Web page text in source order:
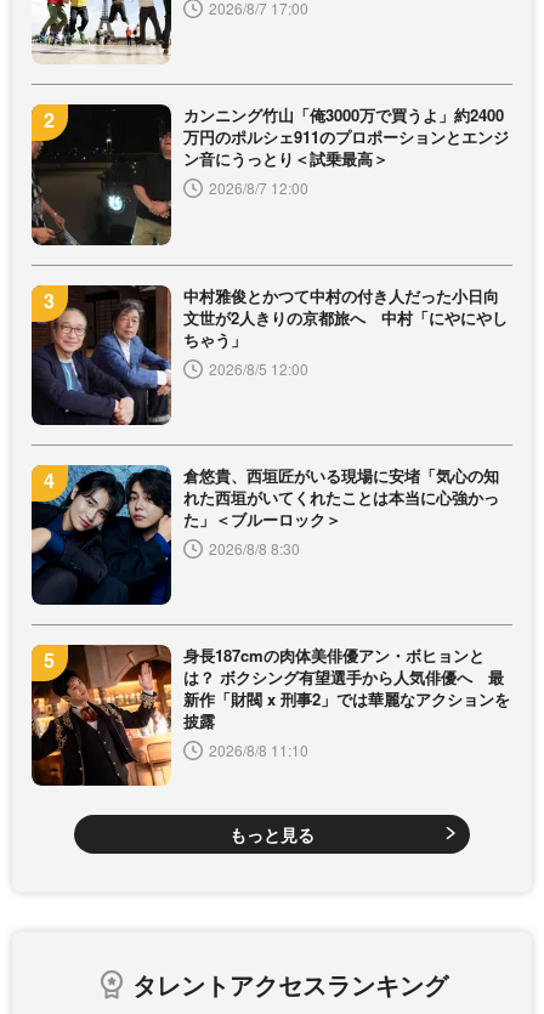
2026/8/7 17:00
カンニング竹山「俺3000万で買うよ」約2400
万円のポルシェ911のプロポーションとエンジ
ン音にうっとり＜試乗最高＞
2026/8/7 12:00
中村雅俊とかつて中村の付き人だった小日向
文世が2人きりの京都旅へ 中村「にやにやし
ちゃう」
2026/8/5 12:00
倉悠貴、西垣匠がいる現場に安堵「気心の知
れた西垣がいてくれたことは本当に心強かっ
た」＜ブルーロック＞
2026/8/8 8:30
身長187cmの肉体美俳優アン・ボヒョンと
は？ ボクシング有望選手から人気俳優へ 最
新作「財閥 x 刑事2」では華麗なアクションを
披露
2026/8/8 11:10
もっと見る
タレントアクセスランキング